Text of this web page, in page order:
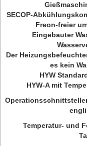
SECOP-
Freon-freier
Eingebauter
Der
es kein
HYW
HYW-A mit
Temperatur- und